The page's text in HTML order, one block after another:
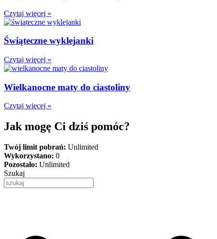
Czytaj więcej »
Świąteczne wyklejanki
Czytaj więcej »
Wielkanocne maty do ciastoliny
Czytaj więcej »
Jak mogę Ci dziś pomóc?
Twój limit pobrań: Unlimited
Wykorzystano: 0
Pozostało: Unlimited
Szukaj